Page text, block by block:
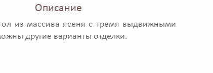
Описание
из массива ясеня с тремя выдвижными
другие варианты отделки.